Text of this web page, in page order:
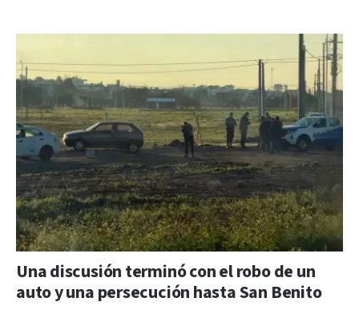
Una discusión terminó con el robo de un
auto y una persecución hasta San Benito